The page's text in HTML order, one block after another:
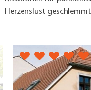
Herzenslust